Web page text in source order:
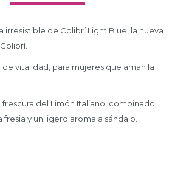
irresistible de Colibrí Light Blue, la nueva
de vitalidad, para mujeres que aman la
del Limón Italiano, combinado
fresia y un ligero aroma a sándalo.